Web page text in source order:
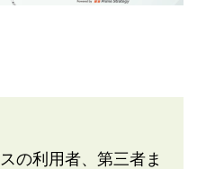
の利用者、第三者ま